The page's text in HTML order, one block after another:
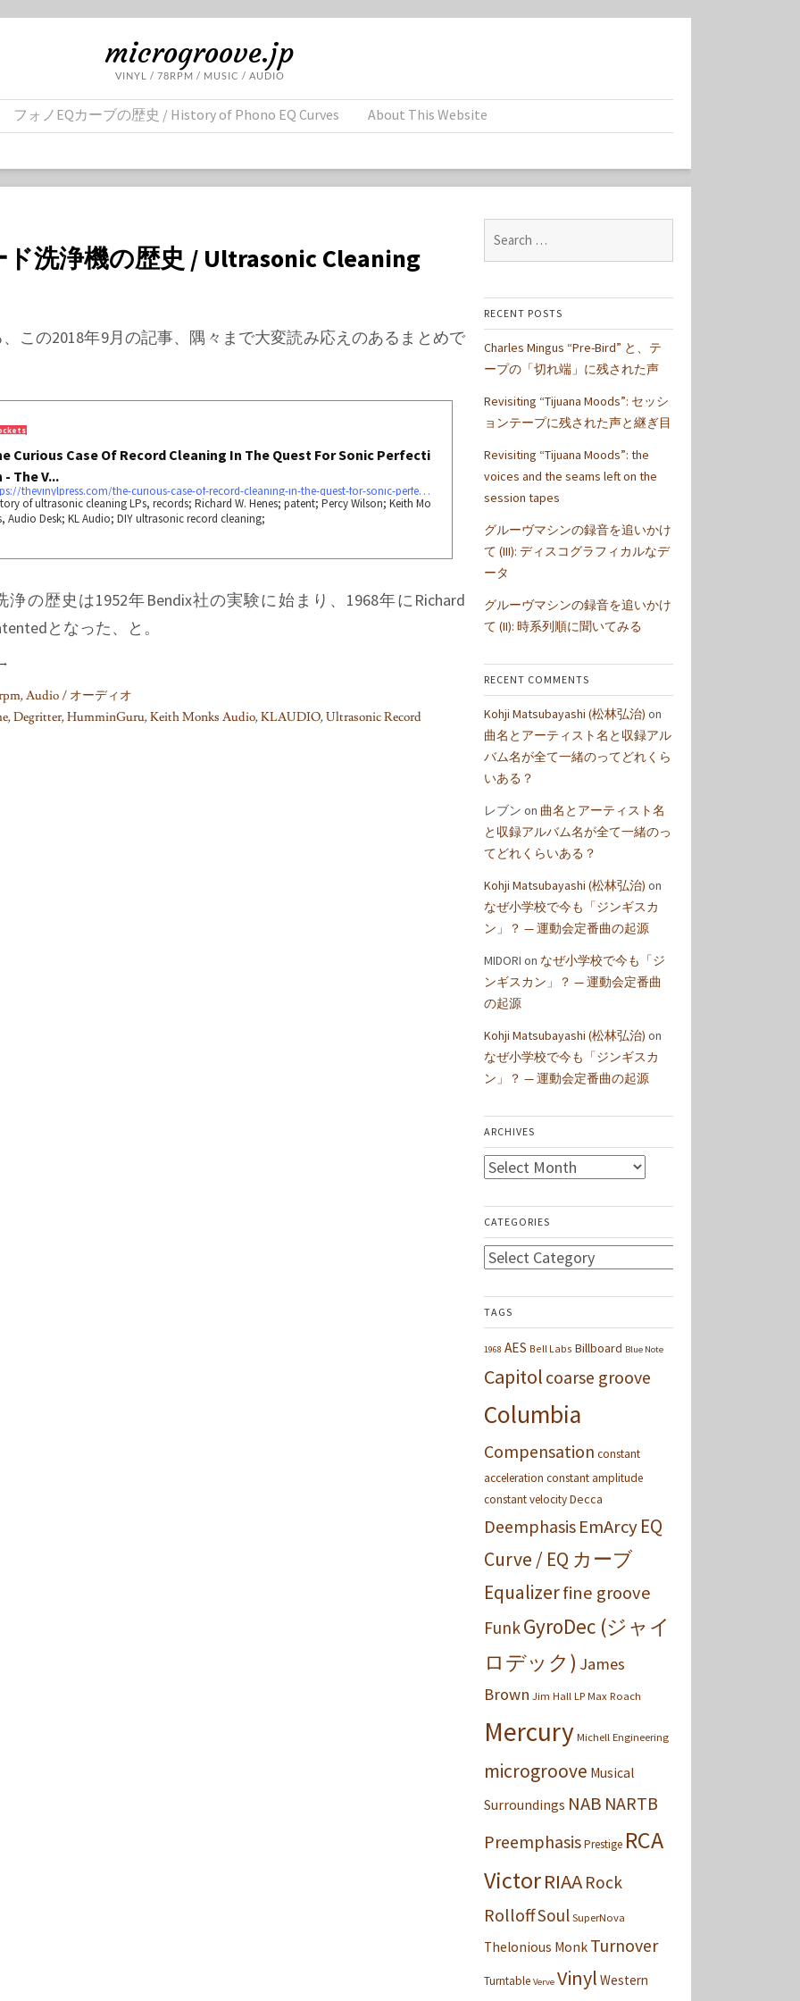
microgroove.jp
VINYL / 78RPM / MUSIC / AUDIO
フォノEQカーブの歴史 / History of Phono EQ Curves About This Website
洗浄機の歴史 / Ultrasonic Cleaning
、この2018年9月の記事、隅々まで大変読み応えのあるまとめで
Curious Case Of Record Cleaning In The Quest For Sonic Perfecti
- The V...
https://thevinylpress.com/the-curious-case-of-record-cleaning-in-the-quest-for-sonic-perfection/
of ultrasonic cleaning LPs, records; Richard W. Henes; patent; Percy Wilson; Keith Mo
Audio Desk; KL Audio; DIY ultrasonic record cleaning;
の歴史は1952年Bendix社の実験に始まり、1968年にRichard
となった、と。
→
,Audio / オーディオ
,Degritter,HumminGuru,Keith Monks Audio,KLAUDIO,Ultrasonic Record
for:
RECENT POSTS
Charles Mingus “Pre-Bird” と、テ
ープの「切れ端」に残された声
Revisiting “Tijuana Moods”: セッシ
ョンテープに残された声と継ぎ目
Revisiting “Tijuana Moods”: the
voices and the seams left on the
session tapes
グルーヴマシンの録音を追いかけ
て (III): ディスコグラフィカルなデ
ータ
グルーヴマシンの録音を追いかけ
て (II): 時系列順に聞いてみる
RECENT COMMENTS
Kohji Matsubayashi (松林弘治) on
曲名とアーティスト名と収録アル
バム名が全て一緒のってどれくら
いある？
レブン on 曲名とアーティスト名
と収録アルバム名が全て一緒のっ
てどれくらいある？
Kohji Matsubayashi (松林弘治) on
なぜ小学校で今も「ジンギスカ
ン」？ — 運動会定番曲の起源
MIDORI on なぜ小学校で今も「ジ
ンギスカン」？ — 運動会定番曲
の起源
Kohji Matsubayashi (松林弘治) on
なぜ小学校で今も「ジンギスカ
ン」？ — 運動会定番曲の起源
ARCHIVES
Archives
CATEGORIES
Categories
TAGS
1968 AES Bell Labs Billboard Blue Note
Capitol coarse groove
Columbia
Compensation constant
acceleration constant amplitude
constant velocityDecca
Deemphasis EmArcyEQ
Curve / EQ カーブ
Equalizerfine groove
FunkGyroDec (ジャイ
ロデック) James
Brown Jim Hall LP Max Roach
Mercury Michell Engineering
microgroove Musical
Surroundings NAB NARTB
PreemphasisPrestige RCA
VictorRIAA Rock
RolloffSoul SuperNova
Thelonious Monk Turnover
Turntable Verve Vinyl Western